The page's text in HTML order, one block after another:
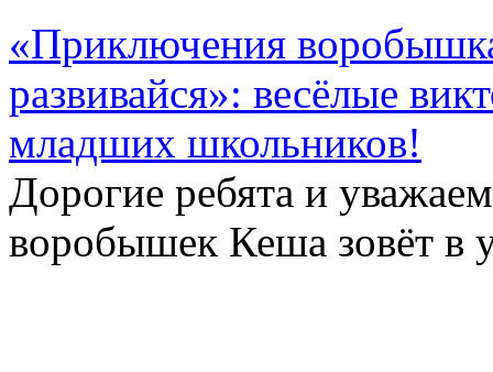
«Приключения
развивайся»: весёлые
младших школьников!
Дорогие ребята и
воробышек Кеша зовёт в